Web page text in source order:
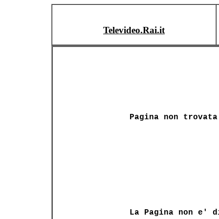
Televideo.Rai.it
Pagina non trovata
La Pagina non e'